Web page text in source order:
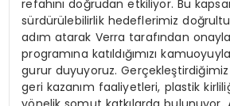
refahını doğrudan etkiliyor. Bu
sürdürülebilirlik hedeflerimiz
adım atarak Verra tarafından
programına katıldığımızı
gurur duyuyoruz.
geri kazanım faaliyetleri, plastik